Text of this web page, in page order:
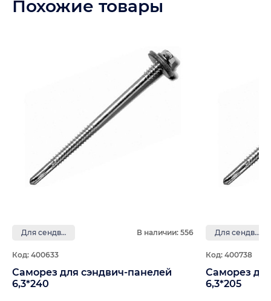
Похожие товары
Для сендвич-панелей В наличии: 556
Код: 400633
Саморез для сэндвич-панелей
6,3*240
Для сендвич-панелей
Код: 400738
Саморез
6,3*205